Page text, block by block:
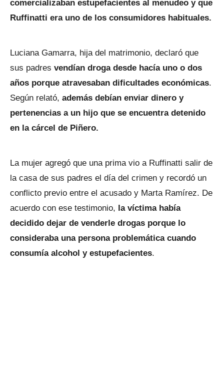
comercializaban estupefacientes al menudeo y que
Ruffinatti era uno de los consumidores habituales.
Luciana Gamarra, hija del matrimonio, declaró que
sus padres vendían droga desde hacía uno o dos
años porque atravesaban dificultades económicas.
Según relató, además debían enviar dinero y
pertenencias a un hijo que se encuentra detenido
en la cárcel de Piñero.
La mujer agregó que una prima vio a Ruffinatti salir de
la casa de sus padres el día del crimen y recordó un
conflicto previo entre el acusado y Marta Ramírez. De
acuerdo con ese testimonio, la víctima había
decidido dejar de venderle drogas porque lo
consideraba una persona problemática cuando
consumía alcohol y estupefacientes.